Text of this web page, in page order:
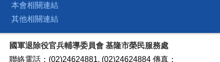
本會相關連結
其他相關連結
國軍退除役官兵輔導委員會 基隆市榮民服務處
聯絡電話：(02)24624881, (02)24624884 傳真：